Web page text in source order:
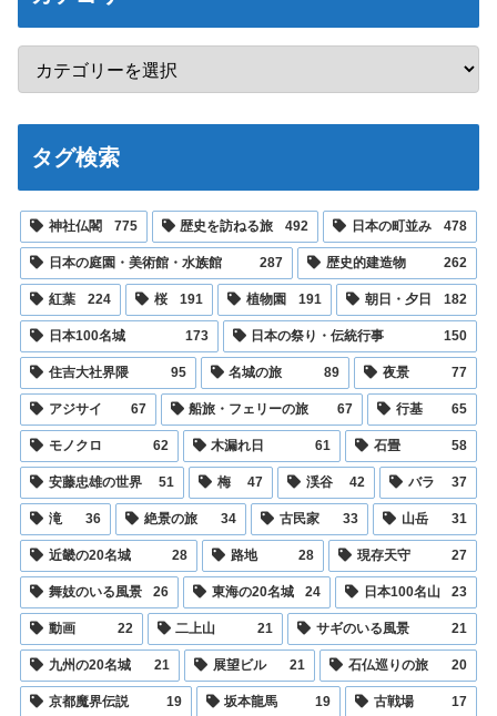
タグ検索
神社仏閣 775 歴史を訪ねる旅 492 日本の町並み 478
日本の庭園・美術館・水族館 287 歴史的建造物 262
紅葉 224 桜 191 植物園 191 朝日・夕日 182
日本100名城 173 日本の祭り・伝統行事 150
住吉大社界隈 95 名城の旅 89 夜景 77
アジサイ 67 船旅・フェリーの旅 67 行基 65
モノクロ 62 木漏れ日 61 石畳 58
安藤忠雄の世界 51 梅 47 渓谷 42 バラ 37
滝 36 絶景の旅 34 古民家 33 山岳 31
近畿の20名城 28 路地 28 現存天守 27
舞妓のいる風景 26 東海の20名城 24 日本100名山 23
動画 22 二上山 21 サギのいる風景 21
九州の20名城 21 展望ビル 21 石仏巡りの旅 20
京都魔界伝説 19 坂本龍馬 19 古戦場 17